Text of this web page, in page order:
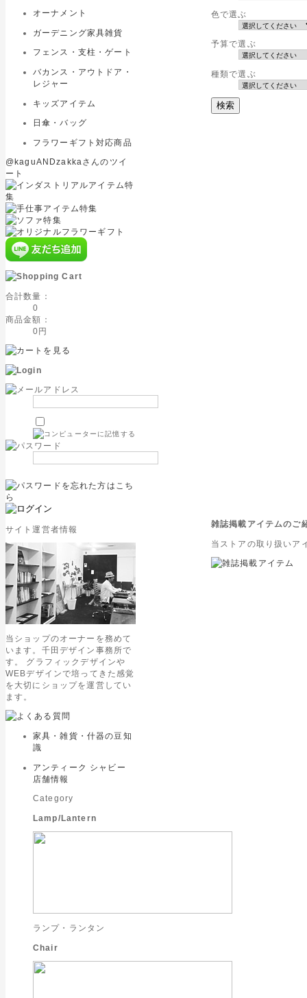
オーナメント
ガーデニング家具雑貨
フェンス・支柱・ゲート
バカンス・アウトドア・
レジャー
キッズアイテム
日傘・バッグ
フラワーギフト対応商品
@kaguANDzakkaさんのツイ
ート
合計数量：
0
商品金額：
0円
サイト運営者情報
当ショップのオーナーを務めて
います。千田デザイン事務所で
す。 グラフィックデザインや
WEBデザインで培ってきた感覚
を大切にショップを運営してい
ます。
家具・雑貨・什器の豆知
識
アンティーク シャビー
店舗情報
色で選ぶ
予算で選ぶ
種類で選ぶ
雑誌掲載アイテムのご
当ストアの取り扱いア
Category
Lamp/Lantern
ランプ・ランタン
Chair